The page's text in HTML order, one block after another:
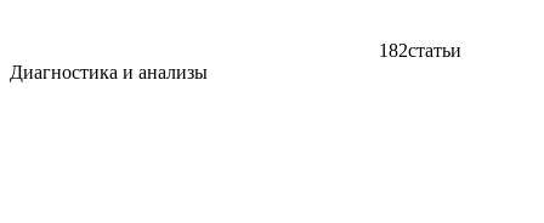
182статьи
Диагностика и анализы